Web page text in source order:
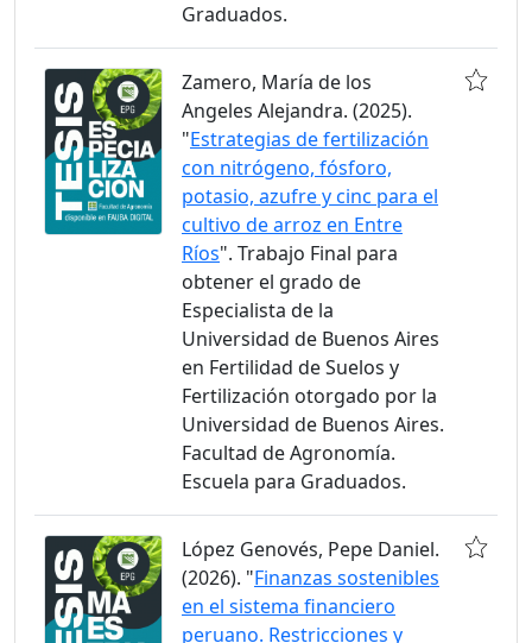
Graduados.
Zamero, María de los
Angeles Alejandra. (2025).
"Estrategias de fertilización
con nitrógeno, fósforo,
potasio, azufre y cinc para el
cultivo de arroz en Entre
Ríos". Trabajo Final para
obtener el grado de
Especialista de la
Universidad de Buenos Aires
en Fertilidad de Suelos y
Fertilización otorgado por la
Universidad de Buenos Aires.
Facultad de Agronomía.
Escuela para Graduados.
López Genovés, Pepe Daniel.
(2026). "Finanzas sostenibles
en el sistema financiero
peruano. Restricciones y